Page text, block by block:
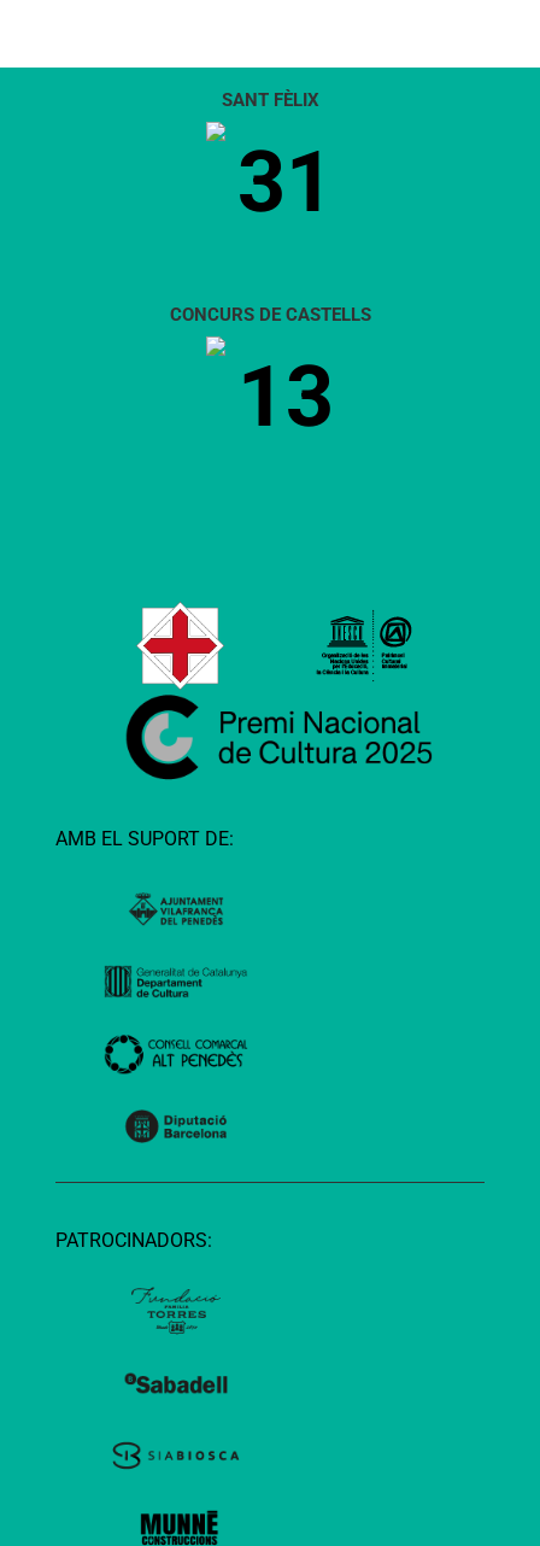
SANT FÈLIX
31
CONCURS DE CASTELLS
13
AMB EL SUPORT DE:
PATROCINADORS: